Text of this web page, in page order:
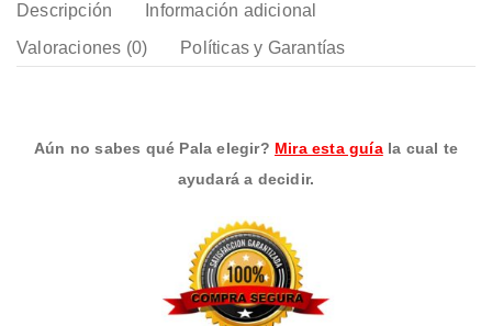
Descripción
Información adicional
Valoraciones (0)
Políticas y Garantías
Aún no sabes qué Pala elegir? Mira esta guíala cual te
ayudará a decidir.